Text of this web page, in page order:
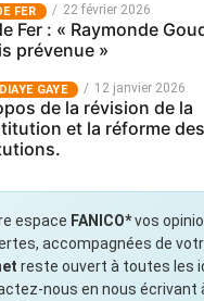
FER 22 février 2026
Fer : « Raymonde
prévenue »
GAYE 12 janvier 2026
de la révision de la
et la réforme des
espace FANICO*vos
accompagnées de
reste ouvert à toutes les
nous en nous écrivant